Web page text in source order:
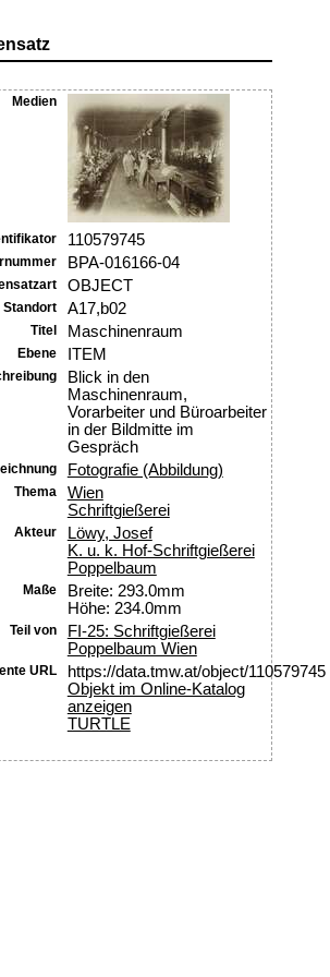
Medien
110579745
BPA-016166-04
OBJECT
Standort A17,b02
Titel Maschinenraum
Ebene ITEM
Blick in den
Maschinenraum,
Vorarbeiter und Büroarbeiter
in der Bildmitte im
Gespräch
Fotografie (Abbildung)
Thema
Wien
Schriftgießerei
Akteur
Löwy, Josef
K. u. k. Hof-Schriftgießerei
Poppelbaum
Maße
Breite: 293.0mm
Höhe: 234.0mm
Teil von
FI-25: Schriftgießerei
Poppelbaum Wien
URL
https://data.tmw.at/object/110579745
Objekt im Online-Katalog
anzeigen
TURTLE